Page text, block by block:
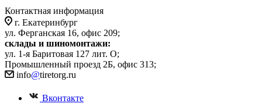
Контактная информация
г. Екатеринбург
ул. Ферганская 16, офис 209;
склады и шиномонтажи:
ул. 1-я Баритовая 127 лит. О;
Промышленный проезд 2Б, офис 313;
info@tiretorg.ru
Вконтакте